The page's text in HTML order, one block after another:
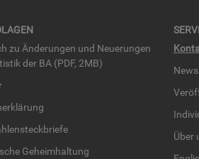
zu Än­de­run­gen und Neue­run­gen
der BA (PDF, 2MB)
Ge­heim­hal­tung
Über